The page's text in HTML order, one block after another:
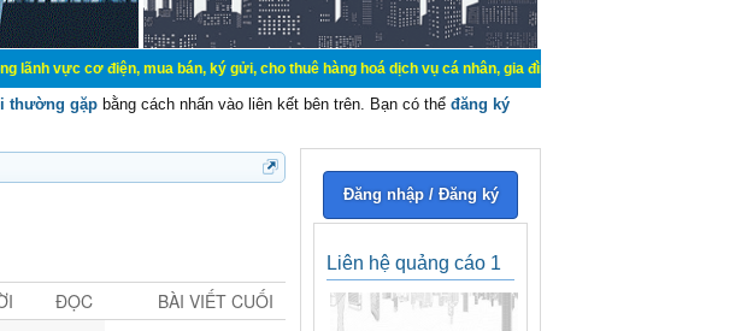
điện, mua bán, ký gửi, cho thuê hàng hoá dịch vụ cá nhân, gia đình. Mua bán, ký gửi, cho thuê thiết bị
thường gặp bằng cách nhấn vào liên kết bên trên. Bạn có thể đăng ký
ĐỌC BÀI VIẾT CUỐI
Đăng nhập / Đăng ký
Liên hệ quảng cáo 1